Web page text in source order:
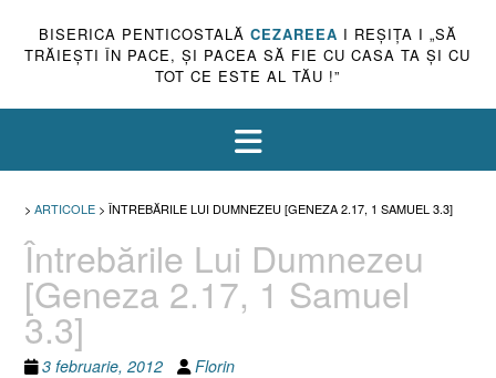
BISERICA PENTICOSTALĂ CEZAREEA I REŞIŢA I „SĂ
TRĂIEŞTI ÎN PACE, ŞI PACEA SĂ FIE CU CASA TA ŞI CU
TOT CE ESTE AL TĂU !”
> ARTICOLE > ÎNTREBĂRILE LUI DUMNEZEU [GENEZA 2.17, 1 SAMUEL 3.3]
Întrebările Lui Dumnezeu
[Geneza 2.17, 1 Samuel
3.3]
3 februarie, 2012 Florin